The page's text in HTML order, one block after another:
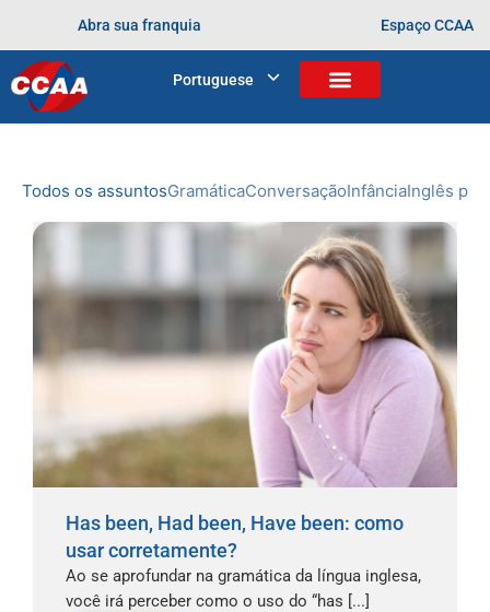
Abra sua franquia Espaço CCAA
Portuguese
Home > Cursos
Todos os assuntosGramáticaConversaçãoInfânciaInglês
Has been, Had been, Have been: como
usar corretamente?
Ao se aprofundar na gramática da língua inglesa,
você irá perceber como o uso do “has [...]